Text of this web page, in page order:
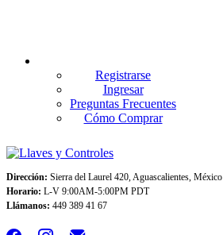
Registrarse
Ingresar
Preguntas Frecuentes
Cómo Comprar
Dirección: Sierra del Laurel 420, Aguascalientes, México
Horario: L-V 9:00AM-5:00PM PDT
Llámanos: 449 389 41 67